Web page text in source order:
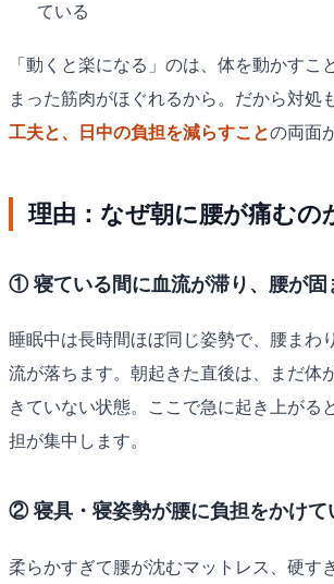
ている
「動くと楽になる」のは、体を動かすこ
まった筋肉がほぐれるから。だから対処も
工夫と、日中の負担を減らすことの両面
理由：なぜ朝に腰が痛むの
① 寝ている間に血流が滞り、腰が固
睡眠中は長時間ほぼ同じ姿勢で、腰まわ
流が落ちます。朝起きた直後は、まだ体
きていない状態。ここで急に起き上がる
担が集中します。
② 寝具・寝姿勢が腰に負担をかけて
柔らかすぎて腰が沈むマットレス、硬す